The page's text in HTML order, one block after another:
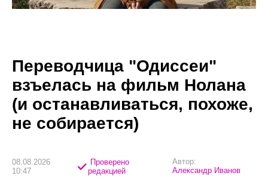
Переводчица "Одиссеи"
взъелась на фильм Нолана
(и останавливаться, похоже,
не собирается)
08.08.2026
10:47
Проверено
редакцией
Автор:
Александр Иванов